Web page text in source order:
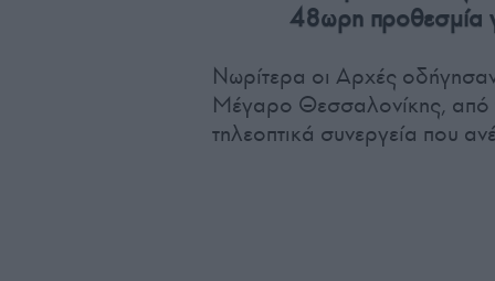
48ωρη προθεσμία
Νωρίτερα οι Αρχές
Μέγαρο Θεσσαλονίκης, από
τηλεοπτικά συνεργεία που